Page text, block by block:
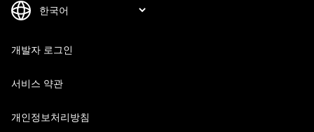
개발자 로그인
서비스 약관
개인정보처리방침